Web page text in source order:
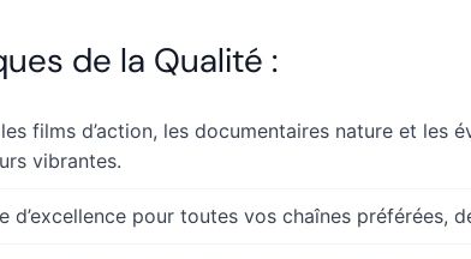
de la Qualité :
films d’action, les documentaires nature et les
vibrantes.
d’excellence pour toutes vos chaînes préférées,